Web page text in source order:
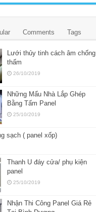
Comments Tags
Lưới thủy tinh cách âm chống
thấm
26/10/2019
Những Mẩu Nhà Lắp Ghép
Bằng Tấm Panel
25/10/2019
sạch ( panel xốp)
Thanh U đáy cửa/ phụ kiện
panel
25/10/2019
Nhận Thi Công Panel Giá Rẻ